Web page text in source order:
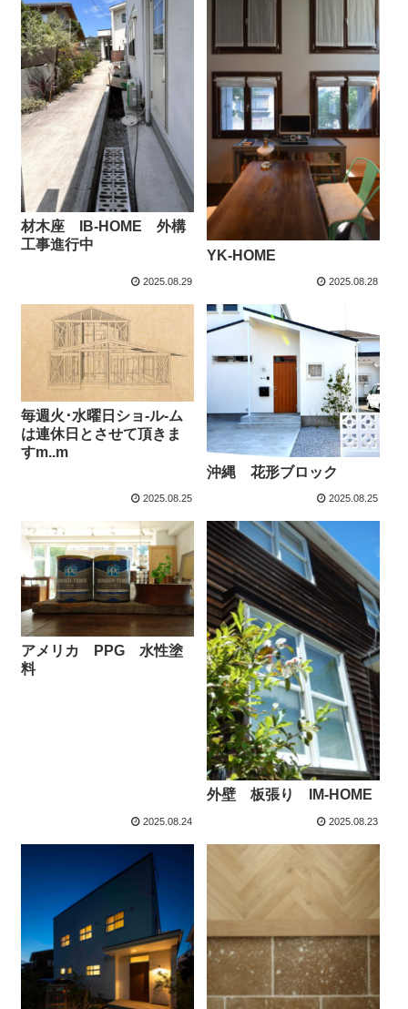
材木座 IB-HOME 外構
工事進行中
2025.08.29
YK-HOME
2025.08.28
毎週火･水曜日ショ-ル-ム
は連休日とさせて頂きま
すm..m
2025.08.25
沖縄 花形ブロック
2025.08.25
アメリカ PPG 水性塗
料
2025.08.24
外壁 板張り IM-HOME
2025.08.23